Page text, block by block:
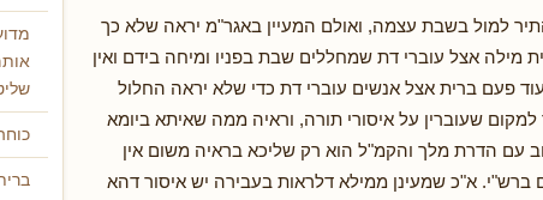
למול בשבת עצמה, ואולם המעיין באגר"מ יראה שלא כך
מילה אצל עוברי דת שמחללים שבת בפניו ומיחה בידם ואין
פעם ברית אצל אנשים עוברי דת כדי שלא יראה החלול
שעוברין על איסורי תורה, וראיה ממה שאיתא ביומא
עם הדרת מלך והקמ"ל הוא רק שליכא בראיה משום אין
ברש"י. א"כ שמעינן ממילא דלראות בעבירה יש איסור דהא